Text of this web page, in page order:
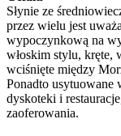
Słynie ze
przez wielu jest
wypoczynkową na
włoskim stylu, kręte,
wciśnięte między
Ponadto usytuowane
dyskoteki i
zaoferowania.